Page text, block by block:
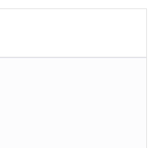
Başkanlığına Atama Yapıldı